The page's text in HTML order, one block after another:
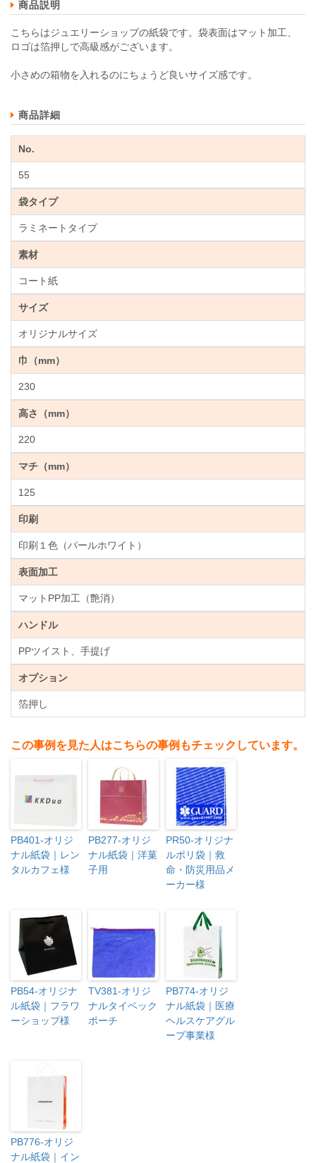
商品説明
こちらはジュエリーショップの紙袋です。袋表面はマット加工、
ロゴは箔押しで高級感がございます。
小さめの箱物を入れるのにちょうど良いサイズ感です。
商品詳細
No.
55
袋タイプ
ラミネートタイプ
素材
コート紙
サイズ
オリジナルサイズ
巾（mm）
230
高さ（mm）
220
マチ（mm）
125
印刷
印刷１色（パールホワイト）
表面加工
マットPP加工（艶消）
ハンドル
PPツイスト、手提げ
オプション
箔押し
この事例を見た人はこちらの事例もチェックしています。
PB401-オリジ
ナル紙袋｜レン
タルカフェ様
PB277-オリジ
ナル紙袋｜洋菓
子用
PR50-オリジナ
ルポリ袋｜救
命・防災用品メ
ーカー様
PB54-オリジナ
ル紙袋｜フラワ
ーショップ様
TV381-オリジ
ナルタイベック
ポーチ
PB774-オリジ
ナル紙袋｜医療
ヘルスケアグル
ープ事業様
PB776-オリジ
ナル紙袋｜イン